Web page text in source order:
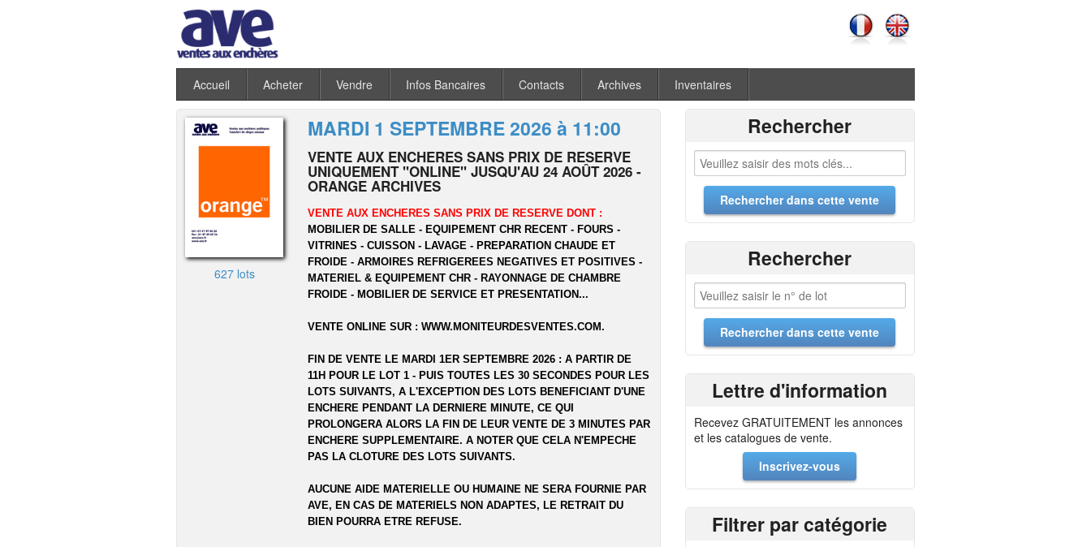
Accueil Acheter Vendre Infos Bancaires Contacts Archives Inventaires
627 lots
MARDI 1 SEPTEMBRE 2026 à 11:00
VENTE AUX ENCHERES SANS PRIX DE RESERVE
UNIQUEMENT "ONLINE" JUSQU'AU 24 AOÛT 2026 -
ORANGE ARCHIVES
VENTE AUX ENCHERES SANS PRIX DE RESERVE DONT :
MOBILIER DE SALLE - EQUIPEMENT CHR RECENT - FOURS -
VITRINES - CUISSON - LAVAGE - PREPARATION CHAUDE ET
FROIDE - ARMOIRES REFRIGEREES NEGATIVES ET POSITIVES -
MATERIEL & EQUIPEMENT CHR - RAYONNAGE DE CHAMBRE
FROIDE - MOBILIER DE SERVICE ET PRESENTATION...
VENTE ONLINE SUR :WWW.MONITEURDESVENTES.COM.
FIN DE VENTE LE MARDI 1ER SEPTEMBRE 2026 : A PARTIR DE
11H POUR LE LOT 1 - PUIS TOUTES LES 30 SECONDES POUR LES
LOTS SUIVANTS, A L'EXCEPTION DES LOTS BENEFICIANT D'UNE
ENCHERE PENDANT LA DERNIERE MINUTE, CE QUI
PROLONGERA ALORS LA FIN DE LEUR VENTE DE 3 MINUTES PAR
ENCHERE SUPPLEMENTAIRE. A NOTER QUE CELA N'EMPECHE
PAS LA CLOTURE DES LOTS SUIVANTS.
AUCUNE AIDE MATERIELLE OU HUMAINE NE SERA FOURNIE PAR
AVE, EN CAS DE MATERIELS NON ADAPTES, LE RETRAIT DU
BIEN POURRA ETRE REFUSE.
Rechercher
Rechercher
Lettre d'information
Recevez GRATUITEMENT les annonces
et les catalogues de vente.
Inscrivez-vous
Filtrer par catégorie